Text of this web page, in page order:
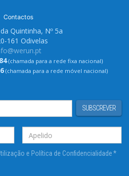
Contactos
Quintinha, Nº 5a
161 Odivelas
(chamada para a rede fixa nacional)
(chamada para a rede móvel nacional)
SUBSCREVER
e Política de Confidencialidade*